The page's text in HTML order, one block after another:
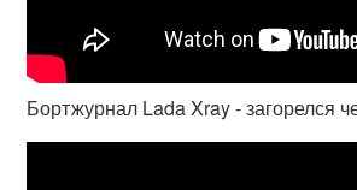
Бортжурнал Lada Xray - загорелся